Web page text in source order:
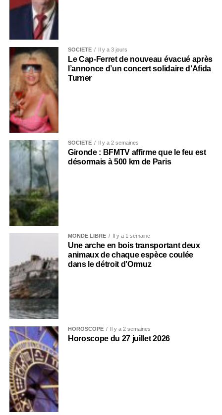
SOCIÉTÉ Il y a 3 jours
Le Cap-Ferret de nouveau évacué après
l’annonce d’un concert solidaire d’Afida
Turner
SOCIÉTÉ Il y a 2 semaines
Gironde : BFMTV affirme que le feu est
désormais à 500 km de Paris
MONDE LIBRE Il y a 1 semaine
Une arche en bois transportant deux
animaux de chaque espèce coulée
dans le détroit d’Ormuz
HOROSCOPE Il y a 2 semaines
Horoscope du 27 juillet 2026